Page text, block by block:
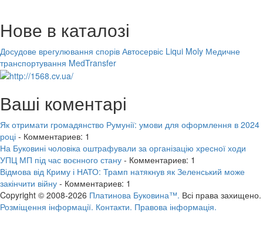
Нове в каталозі
Досудове врегулювання спорів Автосервіс Liqui Moly Медичне
транспортування MedTransfer
Ваші коментарі
Як отримати громадянство Румунії: умови для оформлення в 2024
році - Комментариев: 1
На Буковині чоловіка оштрафували за організацію хресної ходи
УПЦ МП під час воєнного стану - Комментариев: 1
Відмова від Криму і НАТО: Трамп натякнув як Зеленський може
закінчити війну - Комментариев: 1
Copyright © 2008-2026 Платинова Буковина™. Всі права захищено.
Розміщення інформації. Контакти. Правова інформація.